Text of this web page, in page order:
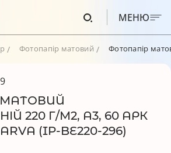
МЕНЮ
Фотопапір матовий Фотопапір
220 Г/М2, A3, 60 АРК
(IP-BE220-296)